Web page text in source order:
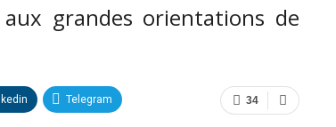
grandes orientations de
34
Telegram